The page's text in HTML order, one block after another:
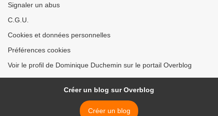
Signaler un abus
C.G.U.
Cookies et données personnelles
Préférences cookies
Voir le profil de Dominique Duchemin sur le portail Overblog
Créer un blog sur Overblog
Créer un blog